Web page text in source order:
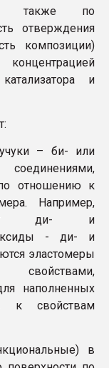
– также по
отверждения
композиции)
и
– би- или
отношению к
Например,
ди- и
- ди- и
эластомеры
наполненных
к свойствам
в